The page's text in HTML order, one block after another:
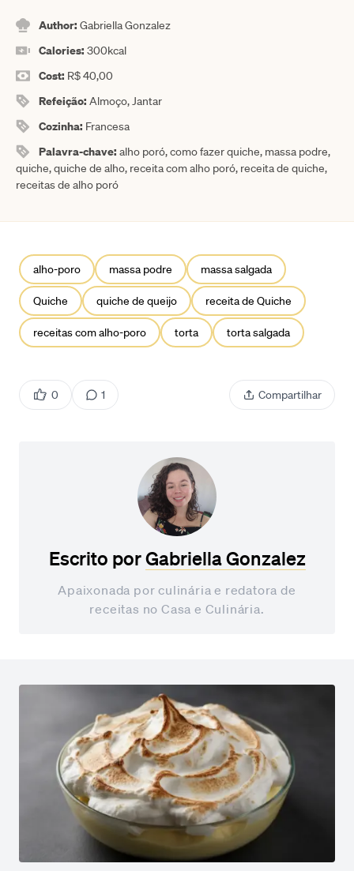
Author:Gabriella Gonzalez
Calories:300kcal
Cost: R$ 40,00
Refeição:Almoço, Jantar
Cozinha: Francesa
Palavra-chave:alho poró, como fazer quiche, massa podre,
quiche, quiche de alho, receita com alho poró, receita de quiche,
receitas de alho poró
alho-poro massa podre massa salgada
Quiche quiche de queijo receita de Quiche
receitas com alho-poro torta torta salgada
0 1 Compartilhar
Escrito porGabriella Gonzalez
Apaixonada por culinária e redatora de
receitas no Casa e Culinária.